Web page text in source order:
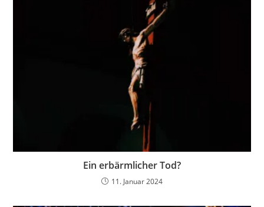
Ein erbärmlicher Tod?
11. Januar 2024